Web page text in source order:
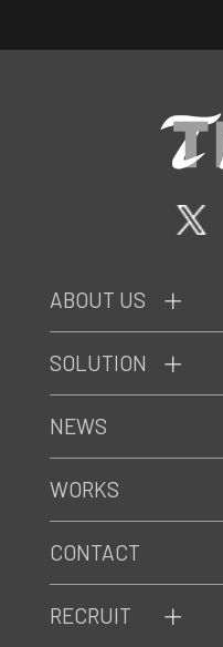
ABOUT US
SOLUTION
RECRUIT
NEWS
WORKS
CONTACT